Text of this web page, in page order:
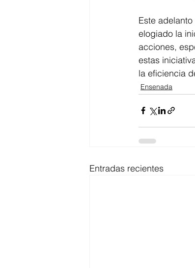
Este
elogiado la
acciones,
estas
la eficiencia
Ensenada
Entradas recientes